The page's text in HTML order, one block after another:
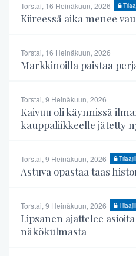
Torstai, 16 Heinäkuun, 2026
Kiireessä aika menee
Torstai, 16 Heinäkuun, 2026
Markkinoilla paistaa
Torstai, 9 Heinäkuun, 2026
Kaivuu oli käynnissä
kauppaliikkeelle jätetty
Torstai, 9 Heinäkuun, 2026
Astuva opastaa taas
Torstai, 9 Heinäkuun, 2026
Lipsanen ajattelee
näkökulmasta